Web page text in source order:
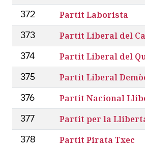
372 Partit Laborista
373 Partit Liberal del
374 Partit Liberal del
375 Partit Liberal
376 Partit Nacional
377 Partit per la
378 Partit Pirata Txec